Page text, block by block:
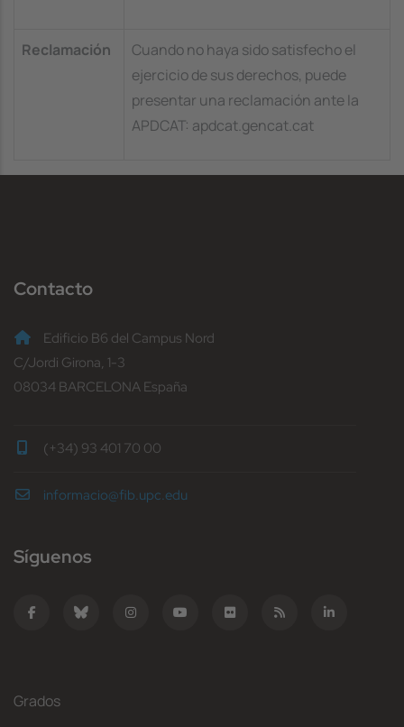
Reclamación
Cuando no haya sido satisfecho el
ejercicio de sus derechos, puede
presentar una reclamación ante la
APDCAT: apdcat.gencat.cat
Contacto
Edificio B6 del Campus Nord
C/Jordi Girona, 1-3
08034 BARCELONA España
(+34) 93 401 70 00
informacio@fib.upc.edu
Síguenos
Grados